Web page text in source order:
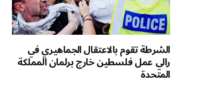
الشرطة تقوم بالاعتقال الجماهيري في
رالي عمل فلسطين خارج برلمان المملكة
المتحدة